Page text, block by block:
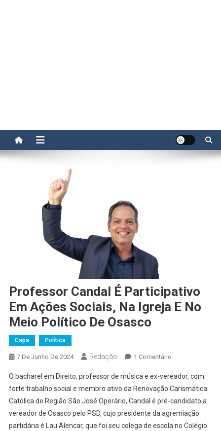
Professor Candal É Participativo
Em Ações Sociais, Na Igreja E No
Meio Político De Osasco
Capa Política
7 De Junho De 2024 Redação 1 ComentárioEm
Candal
É
Participativo
Em
Ações
O bacharel em Direito, professor de música e ex-vereador, com
forte trabalho social e membro ativo da Renovação Carismática
Católica de Região São José Operário, Candal é pré-candidato a
vereador de Osasco pelo PSD, cujo presidente da agremiação
partidária é Lau Alencar, que foi seu colega de escola no Colégio